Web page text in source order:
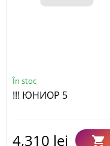
În stoc
!!! ЮНИОР 5
4,310 lei